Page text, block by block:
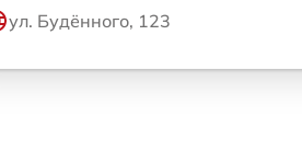
ул. Будённого, 123